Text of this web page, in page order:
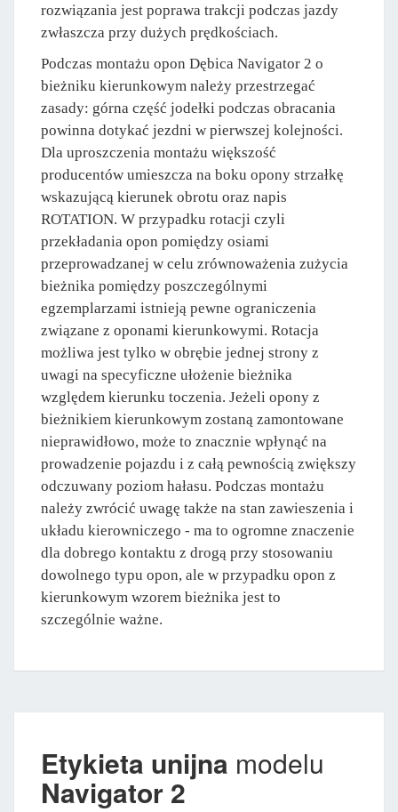
rozwiązania jest poprawa trakcji podczas jazdy
zwłaszcza przy dużych prędkościach.
Podczas montażu opon Dębica Navigator 2 o
bieżniku kierunkowym należy przestrzegać
zasady: górna część jodełki podczas obracania
powinna dotykać jezdni w pierwszej kolejności.
Dla uproszczenia montażu większość
producentów umieszcza na boku opony strzałkę
wskazującą kierunek obrotu oraz napis
ROTATION. W przypadku rotacji czyli
przekładania opon pomiędzy osiami
przeprowadzanej w celu zrównoważenia zużycia
bieżnika pomiędzy poszczególnymi
egzemplarzami istnieją pewne ograniczenia
związane z oponami kierunkowymi. Rotacja
możliwa jest tylko w obrębie jednej strony z
uwagi na specyficzne ułożenie bieżnika
względem kierunku toczenia. Jeżeli opony z
bieżnikiem kierunkowym zostaną zamontowane
nieprawidłowo, może to znacznie wpłynąć na
prowadzenie pojazdu i z całą pewnością zwiększy
odczuwany poziom hałasu. Podczas montażu
należy zwrócić uwagę także na stan zawieszenia i
układu kierowniczego - ma to ogromne znaczenie
dla dobrego kontaktu z drogą przy stosowaniu
dowolnego typu opon, ale w przypadku opon z
kierunkowym wzorem bieżnika jest to
szczególnie ważne.
Etykieta unijna modelu
Navigator 2